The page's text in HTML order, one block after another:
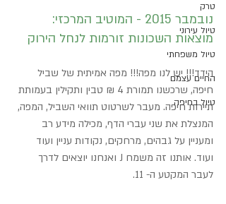
טרק
טיול עירוני
טיול משפחתי
החיים עצמם
טיול בחיפה
נובמבר 2015 - המוטיב המרכזי:
מוצאות השכונות זורמות לנחל הירוק
הידד!!! יש לנו מפה!!! מפה אמיתית של שביל
חיפה, שרכשנו תמורת 4 ₪ טבין ותקילין בעמותת
תיירות חיפה. מעבר לשרטוט תוואי השביל, המפה,
המנצלת את שני עברי הדף, מכילה מידע רב
ומעניין על גבהים, מרחקים, נקודות עניין ועוד
ועוד. אותנו זה משמח J ואנחנו יוצאים לדרך
לעבר המקטע ה- 11.